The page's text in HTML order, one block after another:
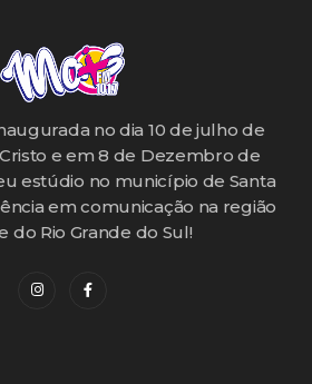
no dia 10 de julho de
e em 8 de Dezembro de
estúdio no município de Santa
em comunicação na região
do Rio Grande do Sul!